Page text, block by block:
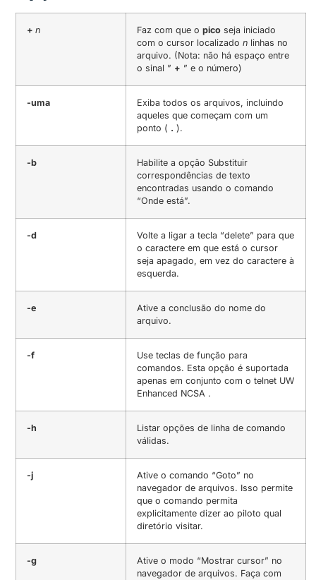
+n Faz com que opico seja iniciado
com o cursor localizadon linhas no
arquivo. (Nota: não há espaço entre
o sinal ” + ” e o número)
-uma
Exiba todos os arquivos, incluindo
aqueles que começam com um
ponto ( . ).
-b
Habilite a opção Substituir
correspondências de texto
encontradas usando o comando
“Onde está”.
-d
Volte a ligar a tecla “delete” para que
o caractere em que está o cursor
seja apagado, em vez do caractere à
esquerda.
-e
Ative a conclusão do nome do
arquivo.
-f
Use teclas de função para
comandos. Esta opção é suportada
apenas em conjunto com o telnet UW
Enhanced NCSA .
-h
Listar opções de linha de comando
válidas.
-j
Ative o comando “Goto” no
navegador de arquivos. Isso permite
que o comando permita
explicitamente dizer ao piloto qual
diretório visitar.
-g
Ative o modo “Mostrar cursor” no
navegador de arquivos. Faça com